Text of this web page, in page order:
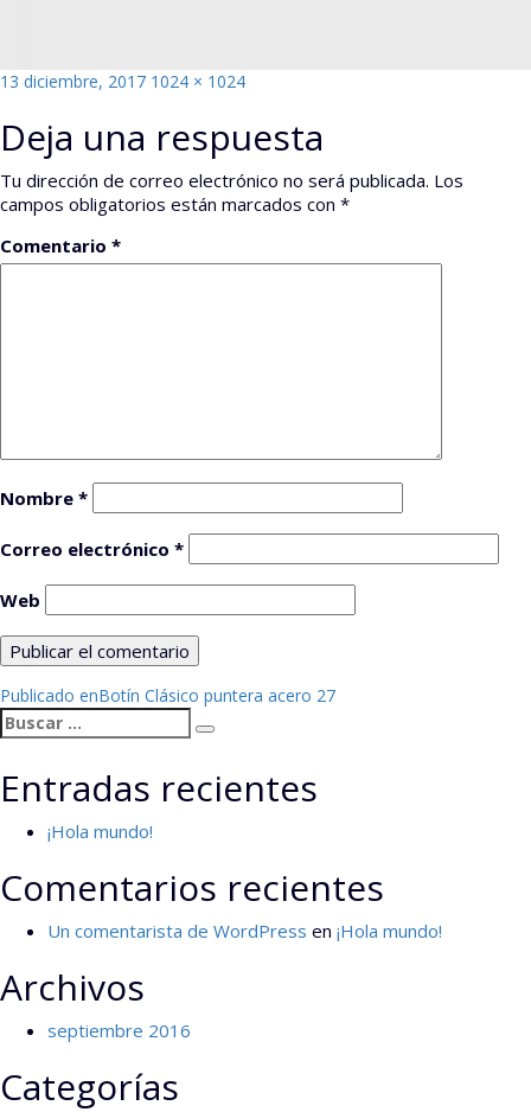
Publicado
13 diciembre, 2017 Tamaño
1024 × 1024
Deja una respuesta
Tu dirección de correo electrónico no será publicada. Los
campos obligatorios están marcados con *
Comentario *
Nombre *
Correo electrónico *
Web
Navegación
de
entradas
Publicado enBotín Clásico puntera acero 27
Buscar
por:
Buscar
Entradas recientes
¡Hola mundo!
Comentarios recientes
Un comentarista de WordPress en ¡Hola mundo!
Archivos
septiembre 2016
Categorías